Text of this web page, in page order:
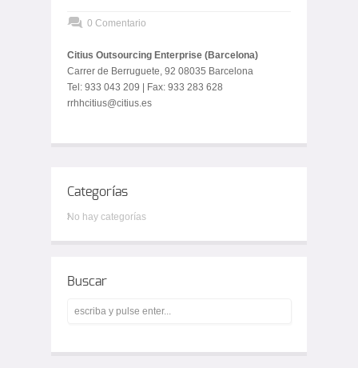
0 Comentario
Citius Outsourcing Enterprise (Barcelona)
Carrer de Berruguete, 92 08035 Barcelona
Tel: 933 043 209 | Fax: 933 283 628
rrhhcitius@citius.es
Categorías
No hay categorías
Buscar